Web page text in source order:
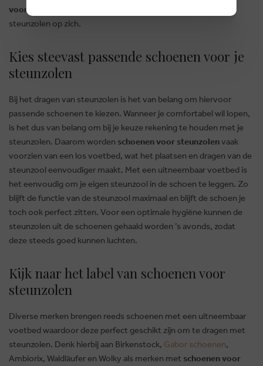
voor steunzolen
steunzolen op zich.
Kies steevast passende schoenen voor je
steunzolen
Bij het dragen van steunzolen is het van belang om hiervoor
passende schoenen te kiezen. Wanneer je comfortabel wil lopen,
is het dus van belang om bij je keuze rekening te houden met je
steunzolen. Daarom worden schoenen voor steunzolenvaak
voorzien van een los voetbed, wat het plaatsen en dragen van de
steunzool eenvoudiger maakt. Met een uitneembaar voetbed is
het eenvoudig om je eigen steunzool in de schoen te leggen. Zo
blijft de functie van de steunzool maximaal en blijft de schoen je
toch ook perfect zitten. Voor een optimale hygiëne kunnen de
steunzolen uit de schoenen gehaald worden ’s avonds, zodat
deze steeds goed kunnen luchten.
Kijk naar het label van schoenen voor
steunzolen
Diverse merken brengen reeds schoenen met een uitneembaar
voetbed waardoor deze perfect geschikt zijn om te dragen met
steunzolen. Denk hierbij aan Birkenstock, Gabor schoenen,
Ambiorix, Waldläufer en Wolky als merken met schoenen voor